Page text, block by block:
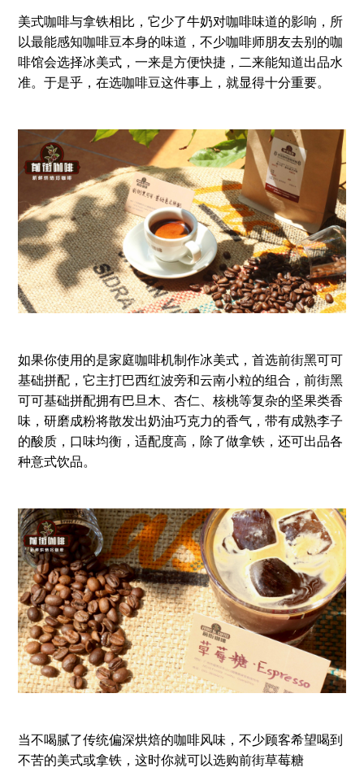
美式咖啡与拿铁相比，它少了牛奶对咖啡味道的影响，所
以最能感知咖啡豆本身的味道，不少咖啡师朋友去别的咖
啡馆会选择冰美式，一来是方便快捷，二来能知道出品水
准。于是乎，在选咖啡豆这件事上，就显得十分重要。
如果你使用的是家庭咖啡机制作冰美式，首选前街黑可可
基础拼配，它主打巴西红波旁和云南小粒的组合，前街黑
可可基础拼配拥有巴旦木、杏仁、核桃等复杂的坚果类香
味，研磨成粉将散发出奶油巧克力的香气，带有成熟李子
的酸质，口味均衡，适配度高，除了做拿铁，还可出品各
种意式饮品。
当不喝腻了传统偏深烘焙的咖啡风味，不少顾客希望喝到
不苦的美式或拿铁，这时你就可以选购前街草莓糖